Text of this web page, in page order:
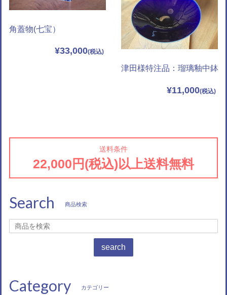
角蓋物(七宝）
¥33,000
津田様特注品：瑠璃釉中鉢
¥11,000
送料条件
22,000円(税込)以上送料無料
Search 商品検索
search
Category カテゴリー